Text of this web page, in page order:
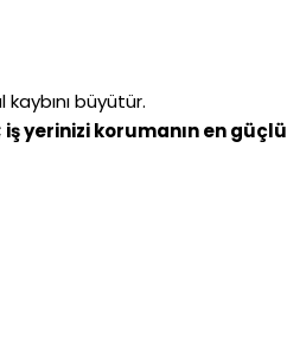
büyütür.
yerinizi korumanın en güçlü